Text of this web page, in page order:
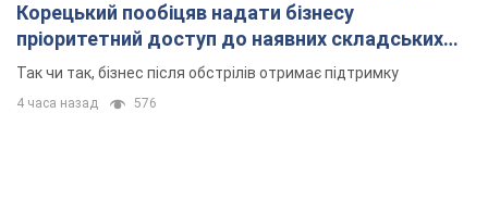
Корецький пообіцяв надати бізнесу
пріоритетний доступ до наявних складських
приміщень
Так чи так, бізнес після обстрілів отримає підтримку
4 часа назад 576